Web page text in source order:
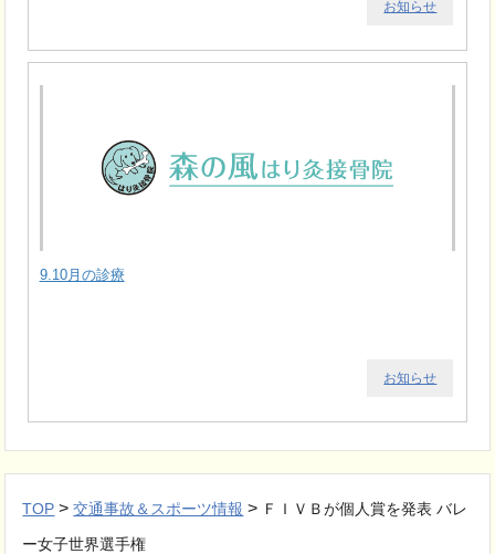
お知らせ
9.10月の診療
お知らせ
TOP >交通事故＆スポーツ情報 > ＦＩＶＢが個人賞を発表 バレ
ー女子世界選手権